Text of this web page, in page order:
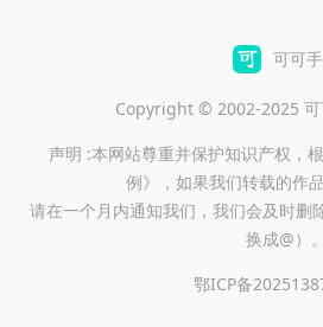
可可
Copyright © 2002-2025 可
声明 :本网站尊重并保护知识产权，
例》，如果我们转载的作
请在一个月内通知我们，我们会及时
换成@）。
鄂ICP备